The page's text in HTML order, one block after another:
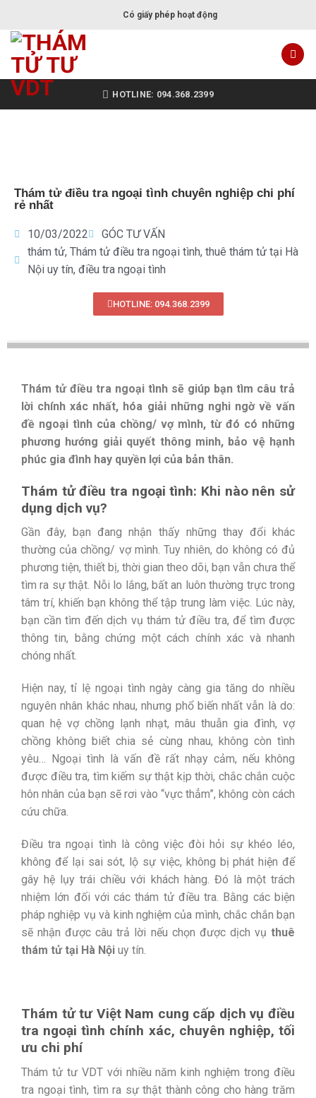
Có giấy phép hoạt động
HOTLINE: 094.368.2399
Thám tử điều tra ngoại tình chuyên nghiệp chi phí
rẻ nhất
10/03/2022
GÓC TƯ VẤN
thám tử, Thám tử điều tra ngoại tình, thuê thám tử tại Hà
Nội uy tín, điều tra ngoại tình
HOTLINE: 094.368.2399
Thám tử điều tra ngoại tình sẽ giúp bạn tìm câu trả
lời chính xác nhất, hóa giải những nghi ngờ về vấn
đề ngoại tình của chồng/ vợ mình, từ đó có những
phương hướng giải quyết thông minh, bảo vệ hạnh
phúc gia đình hay quyền lợi của bản thân.
Thám tử điều tra ngoại tình: Khi nào nên sử
dụng dịch vụ?
Gần đây, bạn đang nhận thấy những thay đổi khác
thường của chồng/ vợ mình. Tuy nhiên, do không có đủ
phương tiện, thiết bị, thời gian theo dõi, bạn vẫn chưa thể
tìm ra sự thật. Nỗi lo lắng, bất an luôn thường trực trong
tâm trí, khiến bạn không thể tập trung làm việc. Lúc này,
bạn cần tìm đến dịch vụ thám tử điều tra, để tìm được
thông tin, bằng chứng một cách chính xác và nhanh
chóng nhất.
Hiện nay, tỉ lệ ngoại tình ngày càng gia tăng do nhiều
nguyên nhân khác nhau, nhưng phổ biến nhất vẫn là do:
quan hệ vợ chồng lạnh nhạt, mâu thuẫn gia đình, vợ
chồng không biết chia sẻ cùng nhau, không còn tình
yêu… Ngoại tình là vấn đề rất nhạy cảm, nếu không
được điều tra, tìm kiếm sự thật kịp thời, chắc chắn cuộc
hôn nhân của bạn sẽ rơi vào “vực thẳm”, không còn cách
cứu chữa.
Điều tra ngoại tình là công việc đòi hỏi sự khéo léo,
không để lại sai sót, lộ sự việc, không bị phát hiện để
gây hệ lụy trái chiều với khách hàng. Đó là một trách
nhiệm lớn đối với các thám tử điều tra. Bằng các biện
pháp nghiệp vụ và kinh nghiệm của mình, chắc chắn bạn
sẽ nhận được câu trả lời nếu chọn được dịch vụ thuê
thám tử tại Hà Nội uy tín.
Thám tử tư Việt Nam cung cấp dịch vụ điều
tra ngoại tình chính xác, chuyên nghiệp, tối
ưu chi phí
Thám tử tư VDT với nhiều năm kinh nghiệm trong điều
tra ngoại tình, tìm ra sự thật thành công cho hàng trăm